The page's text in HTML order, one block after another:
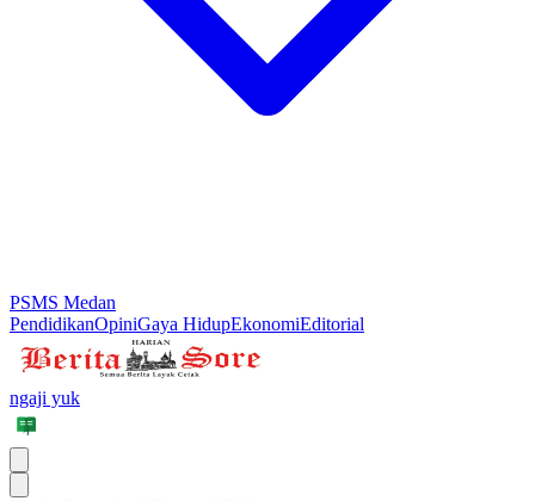
PSMS Medan
PendidikanOpiniGaya HidupEkonomiEditorial
ngaji yuk